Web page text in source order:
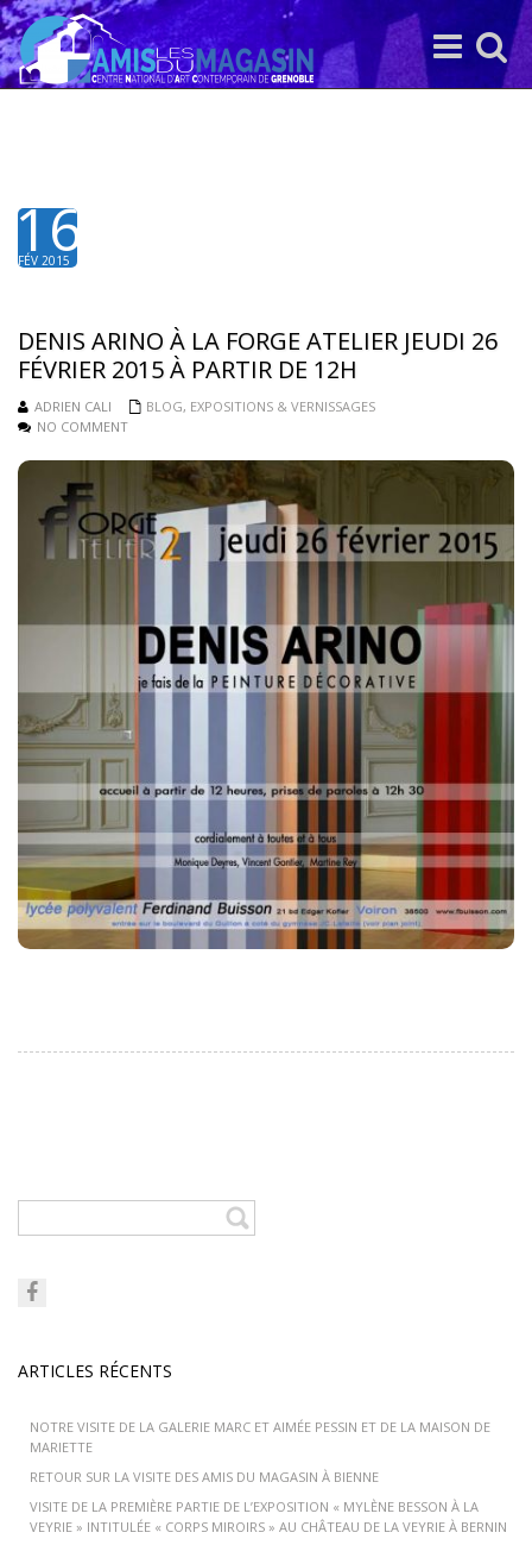
Toggle
search
Toggle
navigation
16
FÉV 2015
DENIS ARINO À LA FORGE ATELIER JEUDI 26
FÉVRIER 2015 À PARTIR DE 12H
ADRIEN CALI BLOG, EXPOSITIONS & VERNISSAGES
NO COMMENT
ARTICLES RÉCENTS
NOTRE VISITE DE LA GALERIE MARC ET AIMÉE PESSIN ET DE LA MAISON DE
MARIETTE
RETOUR SUR LA VISITE DES AMIS DU MAGASIN À BIENNE
VISITE DE LA PREMIÈRE PARTIE DE L’EXPOSITION « MYLÈNE BESSON À LA
VEYRIE » INTITULÉE « CORPS MIROIRS » AU CHÂTEAU DE LA VEYRIE À BERNIN